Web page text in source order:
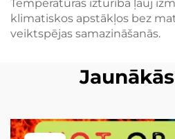
Temperatūras izturība ļauj
klimatiskos apstākļos bez
veiktspējas samazināšanās.